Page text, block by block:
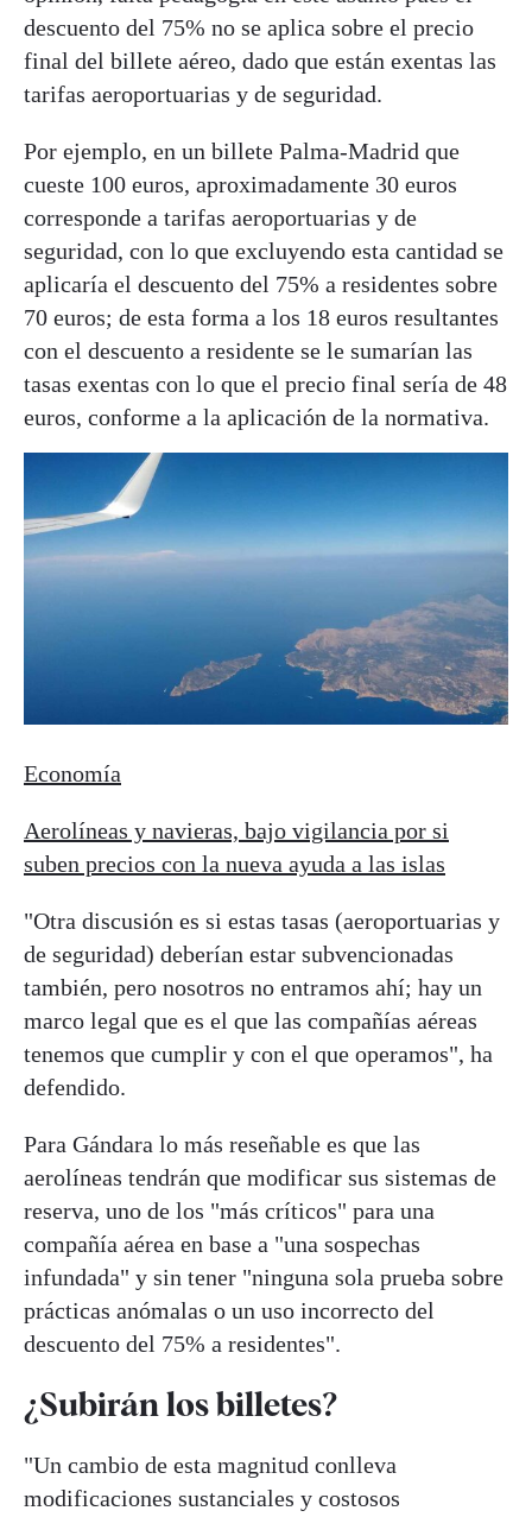
descuento del 75% no se aplica sobre el precio
final del billete aéreo, dado que están exentas las
tarifas aeroportuarias y de seguridad.
Por ejemplo, en un billete Palma-Madrid que
cueste 100 euros, aproximadamente 30 euros
corresponde a tarifas aeroportuarias y de
seguridad, con lo que excluyendo esta cantidad se
aplicaría el descuento del 75% a residentes sobre
70 euros; de esta forma a los 18 euros resultantes
con el descuento a residente se le sumarían las
tasas exentas con lo que el precio final sería de 48
euros, conforme a la aplicación de la normativa.
Economía
Aerolíneas y navieras, bajo vigilancia por si
suben precios con la nueva ayuda a las islas
"Otra discusión es si estas tasas (aeroportuarias y
de seguridad) deberían estar subvencionadas
también, pero nosotros no entramos ahí; hay un
marco legal que es el que las compañías aéreas
tenemos que cumplir y con el que operamos", ha
defendido.
Para Gándara lo más reseñable es que las
aerolíneas tendrán que modificar sus sistemas de
reserva, uno de los "más críticos" para una
compañía aérea en base a "una sospechas
infundada" y sin tener "ninguna sola prueba sobre
prácticas anómalas o un uso incorrecto del
descuento del 75% a residentes".
¿Subirán los billetes?
"Un cambio de esta magnitud conlleva
modificaciones sustanciales y costosos